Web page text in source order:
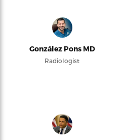
González Pons MD
Radiologist